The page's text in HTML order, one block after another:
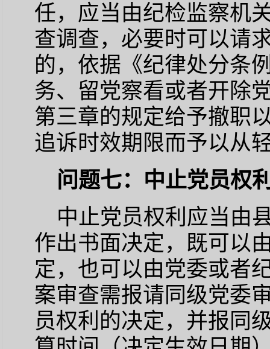
任，应当由纪检监察机
查调查，必要时可以请
的，依据《纪律处分条
务、留党察看或者开除
第三章的规定给予撤职
追诉时效期限而予以从
问题七：中止党员权
中止党员权利应当由
作出书面决定，既可以
定，也可以由党委或者
案审查需报请同级党委
员权利的决定，并报同